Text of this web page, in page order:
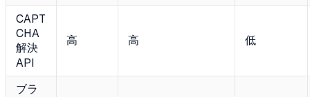
CAPT
CHA
解決
API
高 高 低
ブラ